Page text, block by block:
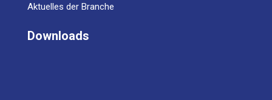
Aktuelles der Branche
Downloads